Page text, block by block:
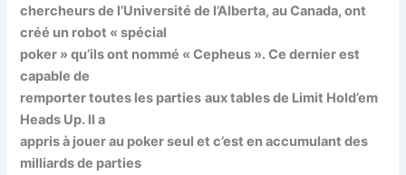
chercheurs de l’Université de l’Alberta, au Canada, ont
créé un robot « spécial
poker » qu’ils ont nommé « Cepheus ». Ce dernier est
capable de
remporter toutes les parties aux tables de Limit Hold’em
Heads Up. Il a
appris à jouer au poker seul et c’est en accumulant des
milliards de parties